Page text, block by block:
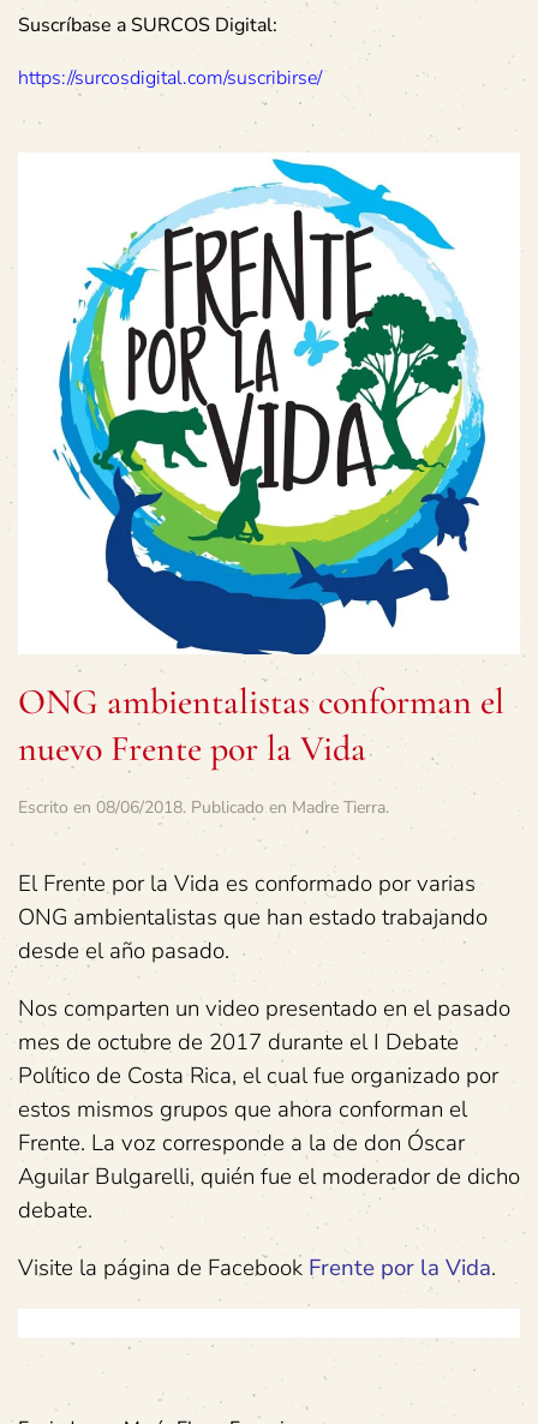
Suscríbase a SURCOS Digital:
https://surcosdigital.com/suscribirse/
ONG ambientalistas conforman el
nuevo Frente por la Vida
Escrito en 08/06/2018. Publicado en Madre Tierra.
El Frente por la Vida es conformado por varias
ONG ambientalistas que han estado trabajando
desde el año pasado.
Nos comparten un video presentado en el pasado
mes de octubre de 2017 durante el I Debate
Político de Costa Rica, el cual fue organizado por
estos mismos grupos que ahora conforman el
Frente. La voz corresponde a la de don Óscar
Aguilar Bulgarelli, quién fue el moderador de dicho
debate.
Visite la página de Facebook Frente por la Vida.